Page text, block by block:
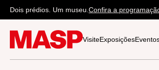
Dois prédios. Um museu. Confira a
VisiteExposições